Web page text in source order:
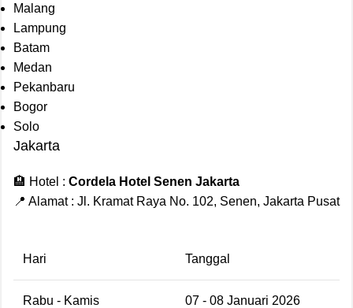
Malang
Lampung
Batam
Medan
Pekanbaru
Bogor
Solo
Jakarta
🏨 Hotel : Cordela Hotel Senen Jakarta
📍 Alamat : Jl. Kramat Raya No. 102, Senen, Jakarta Pusat
Hari Tanggal
Rabu - Kamis 07 - 08 Januari 2026